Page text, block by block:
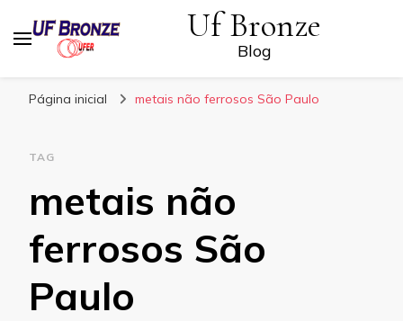
Uf Bronze
Blog
Página inicial metais não ferrosos São Paulo
TAG
metais não
ferrosos São
Paulo